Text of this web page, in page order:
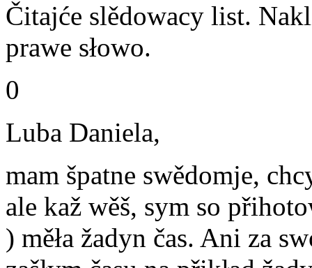
Čitajće slědowacy list.
prawe słowo.
0
Luba Daniela,
mam špatne swědomje,
ale kaž wěš, sym so
) měła žadyn čas. Ani za